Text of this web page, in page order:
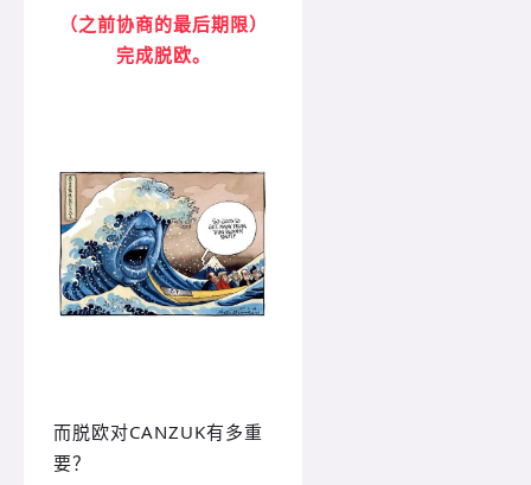
（之前协商的最后期限）
完成脱欧。
而脱欧对CANZUK有多重
要？